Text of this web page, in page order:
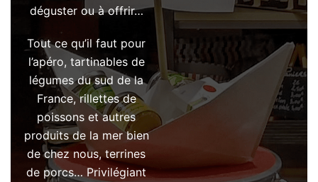
déguster ou à offrir…
Tout ce qu’il faut pour
l’apéro, tartinables de
légumes du sud de la
France, rillettes de
poissons et autres
produits de la mer bien
de chez nous, terrines
de porcs… Privilégiant